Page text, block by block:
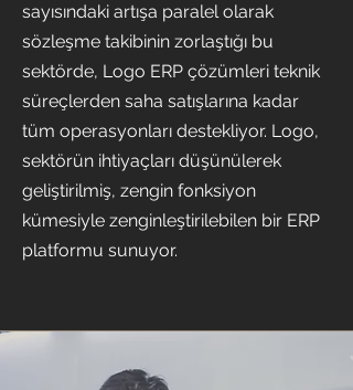
sayısındaki artışa paralel olarak
sözleşme takibinin zorlaştığı bu
sektörde, Logo ERP çözümleri teknik
süreçlerden saha satışlarına kadar
tüm operasyonları destekliyor. Logo,
sektörün ihtiyaçları düşünülerek
geliştirilmiş, zengin fonksiyon
kümesiyle zenginleştirilebilen bir ERP
platformu sunuyor.